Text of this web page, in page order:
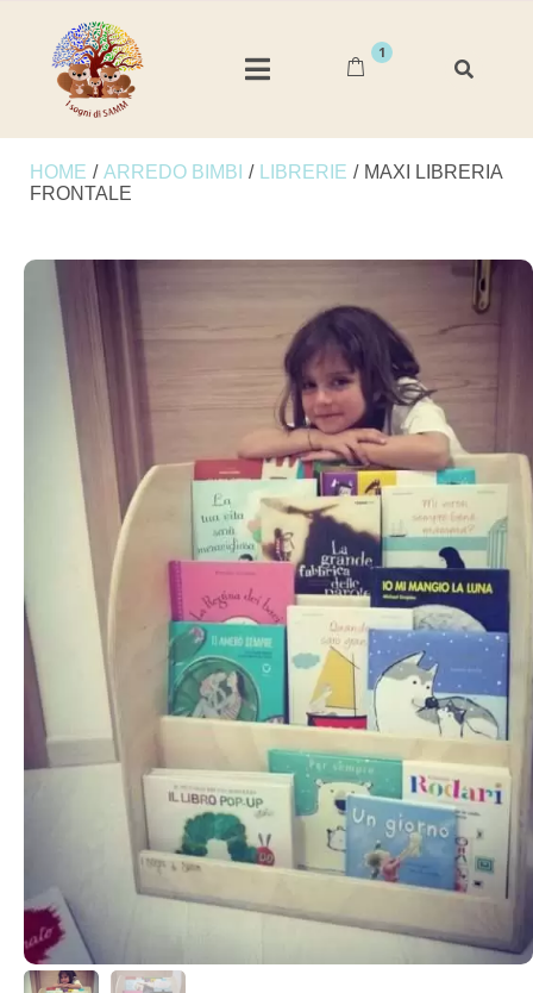
1
HOME / ARREDO BIMBI / LIBRERIE / MAXI LIBRERIA
FRONTALE